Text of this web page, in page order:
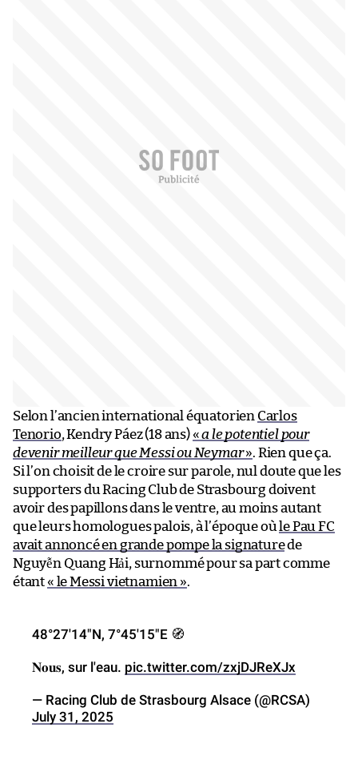
Selon l’ancien international équatorien Carlos
Tenorio, Kendry Páez (18 ans) «a le potentiel pour
devenir meilleur que Messi ou Neymar». Rien que ça.
Si l’on choisit de le croire sur parole, nul doute que les
supporters du Racing Club de Strasbourg doivent
avoir des papillons dans le ventre, au moins autant
que leurs homologues palois, à l’époque où le Pau FC
avait annoncé en grande pompe la signaturede
Nguyễn Quang Hải, surnommé pour sa part comme
étant « le Messi vietnamien ».
48°27′14″N, 7°45′15″E 🧭
𝐍𝐨𝐮𝐬, sur l'eau. pic.twitter.com/zxjDJReXJx
— Racing Club de Strasbourg Alsace (@RCSA)
July 31, 2025